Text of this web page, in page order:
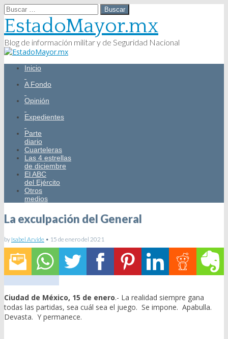
Buscar:
EstadoMayor.mx
Blog de información militar y de Seguridad Nacional
Main
Skip
content
Inicio
A Fondo
Opinión
Expedientes
Parte
diario
Cuarteleras
Las 4 estrellas
de diciembre
El ABC
del Ejército
Otros
medios
La exculpación del General
by Isabel Arvide • 15 de enero del 2021
Ciudad de México, 15 de enero.- La realidad siempre gana
todas las partidas, sea cuál sea el juego. Se impone. Apabulla.
Devasta. Y permanece.